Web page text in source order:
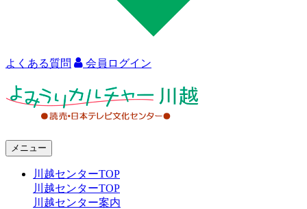
よくある質問 会員ログイン
メニュー
川越センターTOP
川越センターTOP
川越センター案内